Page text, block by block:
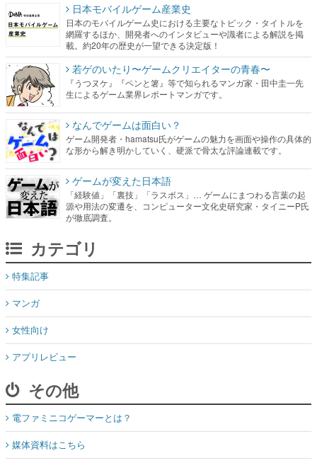
日本モバイルゲーム産業史
日本のモバイルゲーム史における主要なトピック・タイトルを
網羅するほか、開発者へのインタビューや識者による解説を掲
載。約20年の歴史が一望できる決定版！
若ゲのいたり〜ゲームクリエイターの青春〜
『うつヌケ』『ペンと箸』等で知られるマンガ家・田中圭一先
生によるゲーム業界レポートマンガです。
なんでゲームは面白い？
ゲーム開発者・hamatsu氏がゲームの魅力を画面や操作の具体的
な形から解き明かしていく、硬派で骨太な評論連載です。
ゲームが変えた日本語
「経験値」「裏技」「ラスボス」… ゲームにまつわる言葉の起
源や用法の変遷を、コンピューター文化史研究家・タイニーP氏
が徹底調査。
カテゴリ
特集記事
マンガ
女性向け
アプリレビュー
その他
電ファミニコゲーマーとは？
媒体資料はこちら